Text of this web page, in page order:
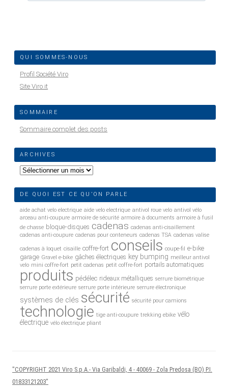
QUI SOMMES-NOUS
Profil Société Viro
Site Viro.it
SOMMAIRE
Sommaire complet des posts
ARCHIVES
Archives
DE QUOI EST CE QU’ON PARLE
aide achat velo electrique aide velo electrique antivol roue velo antivol vélo
arceau anti-coupure armoire de sécurité armoire à documents armoire à fusil
de chasse bloque-disques cadenas cadenas anti-cisaillement
cadenas anti-coupure cadenas pour conteneurs cadenas TSA cadenas valise
cadenas à loquet cisaille coffre-fort conseils coupe-fil e-bike
garage Gravel e-bike gâches électriques key bumping meilleur antivol
velo mini coffre-fort petit cadenas petit coffre-fort portails automatiques
produits pédélec rideaux métalliques serrure biométrique
serrure porte extérieure serrure porte intérieure serrure électronique
systèmes de clés sécurité sécurité pour camions
technologie tige anti-coupure trekking ebike vélo
électrique vélo électrique pliant
"COPYRIGHT 2021 Viro S.p.A.- Via Garibaldi, 4 - 40069 - Zola Predosa (BO) P.I.
01833121203"